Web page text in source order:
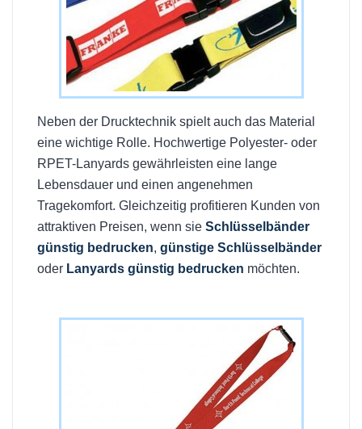
Neben der Drucktechnik spielt auch das Material
eine wichtige Rolle. Hochwertige Polyester- oder
RPET-Lanyards gewährleisten eine lange
Lebensdauer und einen angenehmen
Tragekomfort. Gleichzeitig profitieren Kunden von
attraktiven Preisen, wenn sie Schlüsselbänder
günstig bedrucken, günstige Schlüsselbänder
oder Lanyards günstig bedrucken möchten.